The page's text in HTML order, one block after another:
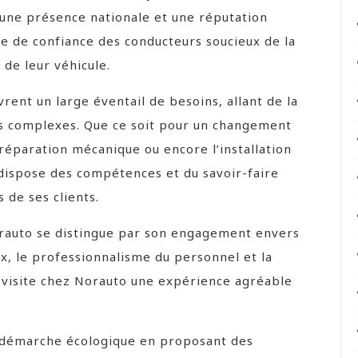
présence nationale et une réputation
confiance des conducteurs soucieux de la
leur véhicule.
un large éventail de besoins, allant de la
Que ce soit pour un changement
mécanique ou encore l’installation
des compétences et du savoir-faire
de ses clients.
se distingue par son engagement envers
le professionnalisme du personnel et la
chez Norauto une expérience agréable
écologique en proposant des